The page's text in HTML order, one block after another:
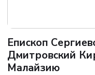
Епископ
Дмитровский
Малайзию